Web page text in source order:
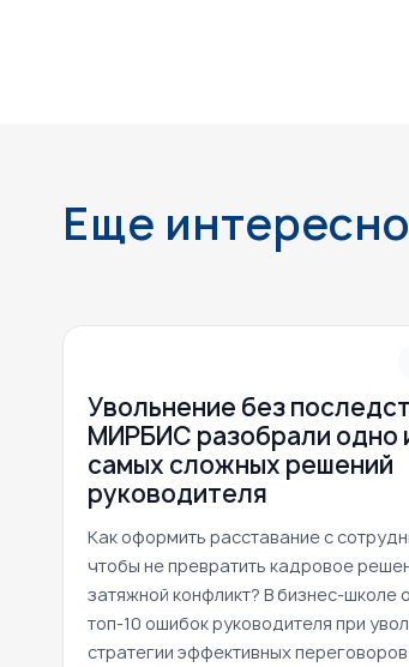
Еще
Увольнение без
МИРБИС разобрали одно
самых сложных решений
руководителя
Как оформить расставание с
чтобы не превратить кадровое
затяжной конфликт? В бизнес-школе
топ-10 ошибок руководителя при
стратегии эффективных переговоров